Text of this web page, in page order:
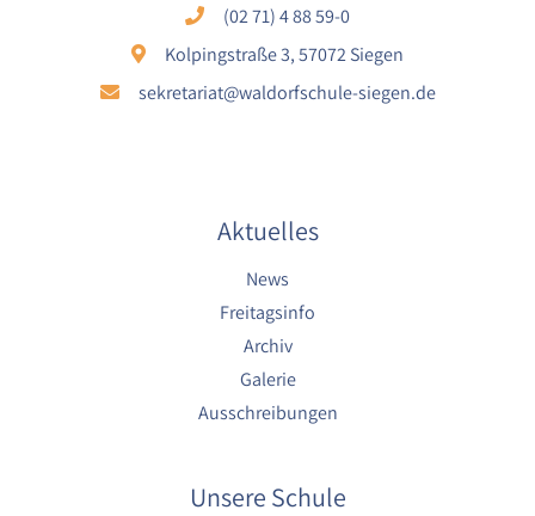
(02 71) 4 88 59-0
Kolpingstraße 3, 57072 Siegen
sekretariat@waldorfschule-siegen.de
Aktuelles
News
Freitagsinfo
Archiv
Galerie
Ausschreibungen
Unsere Schule
YouTube dienen der Erfassung von
Benutzerinteraktionen mit eingebetteten
Videos sowie der Bereitstellung von
Analysen zur Verbesserung der Videoqualität
und Benutzererfahrung.
Cookie Laufzeit: